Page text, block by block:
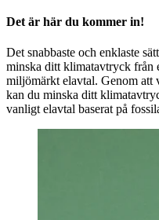
Det är här du kommer in!
Det snabbaste och enklaste
minska ditt klimatavtryck från
miljömärkt elavtal. Genom att
kan du minska ditt
vanligt elavtal baserat på